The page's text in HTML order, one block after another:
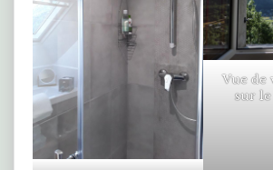
Vue de
sur le